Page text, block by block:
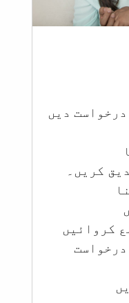
دیں
کریں۔
کروائیں